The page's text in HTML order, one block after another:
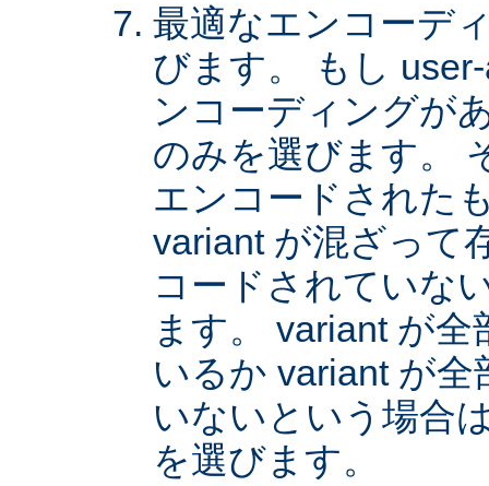
最適なエンコーデ
びます。 もし
ンコーディングが
のみを選びます。
エンコードされた
variant が混ざって
コードされていな
ます。 variant が
いるか variant が
いないという場合
を選びます。